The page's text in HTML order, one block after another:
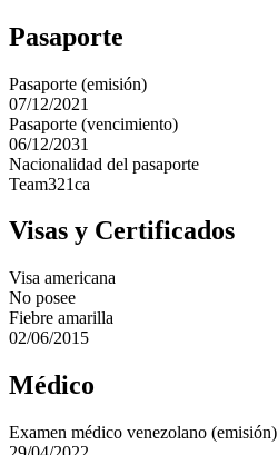
Pasaporte
Pasaporte (emisión)
07/12/2021
Pasaporte (vencimiento)
06/12/2031
Nacionalidad del pasaporte
Team321ca
Visas y Certificados
Visa americana
No posee
Fiebre amarilla
02/06/2015
Médico
Examen médico venezolano (emisión)